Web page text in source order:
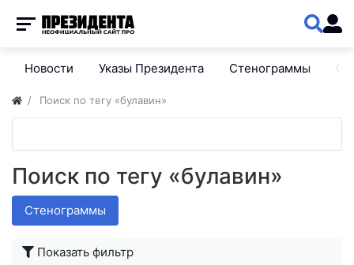
Новости Указы Президента Стенограммы
Поиск по тегу «булавин»
Поиск по тегу «булавин»
Стенограммы
Показать фильтр